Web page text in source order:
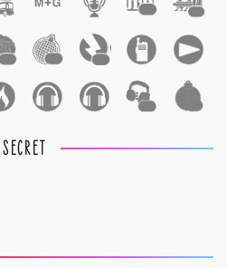
SECRET